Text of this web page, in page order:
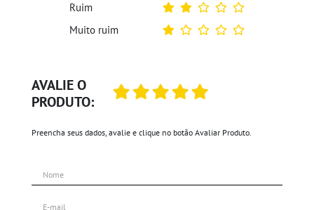
AVALIE O
PRODUTO:
Preencha seus dados, avalie e clique no botão Avaliar Produto.
Ruim
Muito ruim